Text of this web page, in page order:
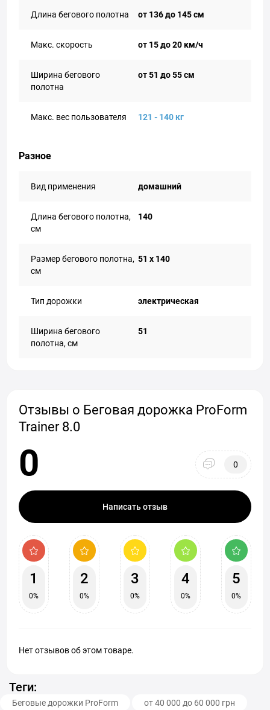
Длина бегового полотна от 136 до 145 см
Макс. скорость от 15 до 20 км/ч
Ширина бегового
полотна
от 51 до 55 см
Макс. вес пользователя 121 - 140 кг
Разное
Вид применения домашний
Длина бегового полотна,
см
140
Размер бегового полотна,
см
51 x 140
Тип дорожки электрическая
Ширина бегового
полотна, см
51
Отзывы о Беговая дорожка ProForm
Trainer 8.0
0 0
Написать отзыв
1
0%
2
0%
3
0%
4
0%
5
0%
Нет отзывов об этом товаре.
Теги:
Беговые дорожки ProForm от 40 000 до 60 000 грн